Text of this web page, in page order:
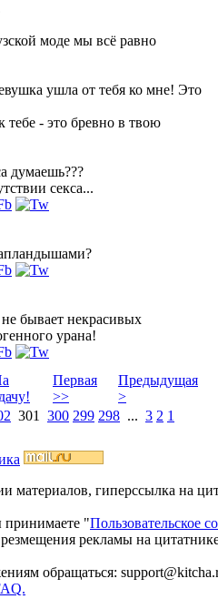
моде мы всё равно
ушла от тебя ко мне! Это
- это бревно в твою
думаешь???
секса...
бывает некрасивых
урана!
Первая
>>
Предыдущая
>
301 300 299 298 ... 3 2 1
материалов, гиперссылка на
принимаете "Пользовательское
рекламы на
обращаться: